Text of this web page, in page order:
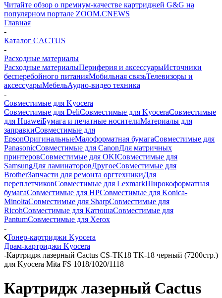
Читайте обзор о премиум-качестве картриджей G&G на
популярном портале ZOOM.CNEWS
Главная
-
Каталог CACTUS
-
Расходные материалы
Расходные материалыПериферия и аксессуарыИсточники
бесперебойного питанияМобильная связьТелевизоры и
аксессуарыМебельАудио-видео техника
-
Совместимые для Kyocera
Совместимые для DeliСовместимые для KyoceraСовместимые
для HuaweiБумага и печатные носителиМатериалы для
заправкиСовместимые для
EpsonОригинальныеМалоформатная бумагаСовместимые для
PanasonicСовместимые для CanonДля матричных
принтеровСовместимые для OKIСовместимые для
SamsungДля ламинаторовДругоеСовместимые для
BrotherЗапчасти для ремонта оргтехникиДля
переплетчиковСовместимые для LexmarkШирокоформатная
бумагаСовместимые для HPСовместимые для Konica-
MinoltaСовместимые для SharpСовместимые для
RicohСовместимые для КатюшаСовместимые для
PantumСовместимые для Xerox
-
Тонер-картриджи Kyocera
Драм-картриджи Kyocera
-Картридж лазерный Cactus CS-TK18 TK-18 черный (7200стр.)
для Kyocera Mita FS 1018/1020/1118
Картридж лазерный Cactus